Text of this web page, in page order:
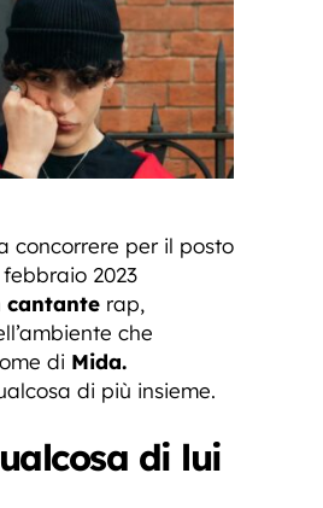
concorrere per il posto
febbraio 2023
cantante rap,
che
di Mida.
di più insieme.
di lui